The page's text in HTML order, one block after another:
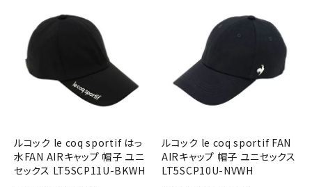
ルコック le coq sportif はっ
水FAN AIRキャップ 帽子 ユニ
セックス LT5SCP11U-BKWH
ルコック le coq sportif FAN
AIRキャップ 帽子 ユニセックス
LT5SCP10U-NVWH